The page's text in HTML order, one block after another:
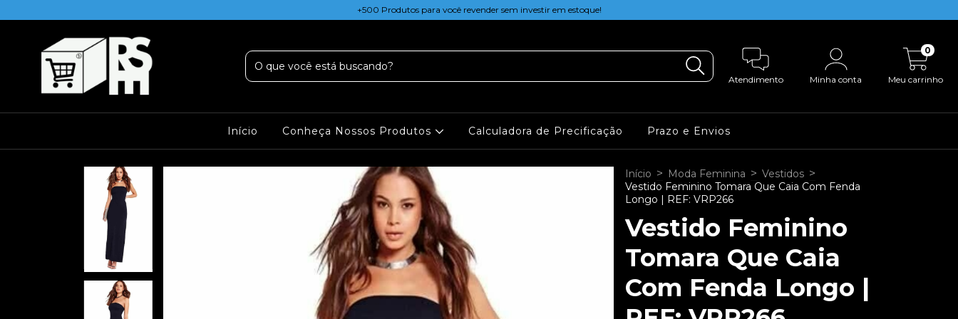
+500 Produtos para você revender sem investir em estoque!
Atendimento Minha conta Meu carrinho
0
Início Conheça Nossos Produtos Calculadora de Precificação Prazo e Envios
Início > Moda Feminina > Vestidos >
Vestido Feminino Tomara Que Caia Com Fenda
Longo | REF: VRP266
Vestido Feminino
Tomara Que Caia
Com Fenda Longo |